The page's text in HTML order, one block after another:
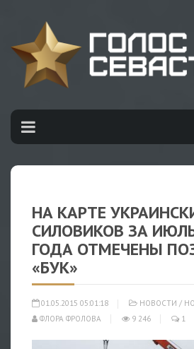
НА КАРТЕ
СИЛОВИКОВ ЗА
ГОДА ОТМЕЧЕНЫ
«БУК»
01.05.2015 05:01:18 НОВОСТИ /
ФЛОРА ФРОЛОВА
9 246 1